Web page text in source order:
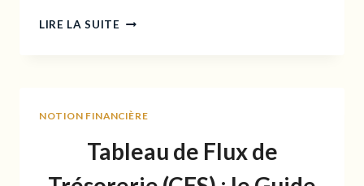
LIRE LA SUITE
:
GUIDE
ULTIME
NOTION FINANCIÈRE
Tableau de Flux de